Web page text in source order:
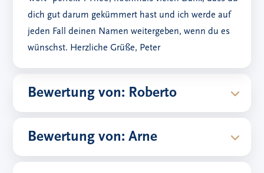
dich gut darum gekümmert hast und ich werde auf
jeden Fall deinen Namen weitergeben, wenn du es
wünschst. Herzliche Grüße, Peter
Bewertung von: Roberto
Bewertung von: Arne